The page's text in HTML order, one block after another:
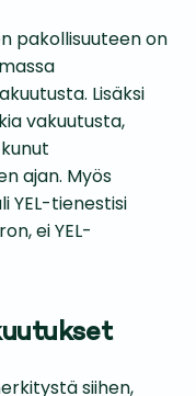
pakollisuuteen on
Lisäksi
vakuutusta,
ajan. Myös
YEL-tienestisi
ei YEL-
siihen,